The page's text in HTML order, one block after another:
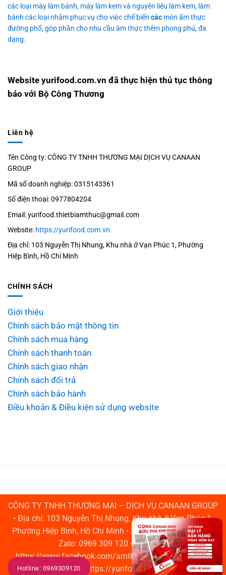
Hotline: 0969309120
các loại máy làm bánh, máy làm kem và nguyên liệu làm kem, làm
bánh các loại nhằm phục vụ cho việc chế biến các món ẩm thực
đường phố, góp phần cho nhu cầu âm thực thêm phong phú, đa
dạng.
Website yurifood.com.vn đã thực hiện thủ tục thông
báo với Bộ Công Thương
Liên hệ
Tên Công ty: CÔNG TY TNHH THƯƠNG MẠI DỊCH VỤ CANAAN
GROUP
Mã số doanh nghiệp: 0315143361
Số điện thoại: 0977804204
Email: yurifood.thietbiamthuc@gmail.com
Website: https://yurifood.com.vn
Địa chỉ: 103 Nguyễn Thị Nhung, Khu nhà ở Vạn Phúc 1, Phường
Hiệp Bình, Hồ Chí Minh
CHÍNH SÁCH
Giới thiệu
Chính sách bảo mật thông tin
Chính sách mua hàng
Chính sách thanh toán
Chính sách giao nhận
Chính sách đổi trả
Chính sách bảo hành
Điều khoản & Điều kiện sử dụng website
CÔNG TY TNHH THƯƠNG MẠI – DỊCH VỤ CANAAN GROUP
• Địa chỉ: 103 Nguyễn Thị Nhung, Khu nhà ở Vạn Phúc 1,
Phường Hiệp Bình, Hồ Chí Minh • Hotline: 0969 309 120 •
Zalo: 0969 309 120 • Fanpage:
https://www.facebook.com/amthucduongphocanaan •
Website: https://yurifood.com.vn/